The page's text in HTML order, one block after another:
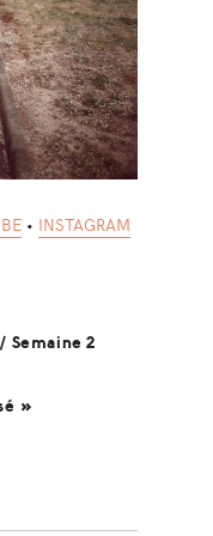
• INSTAGRAM
Semaine 2
»